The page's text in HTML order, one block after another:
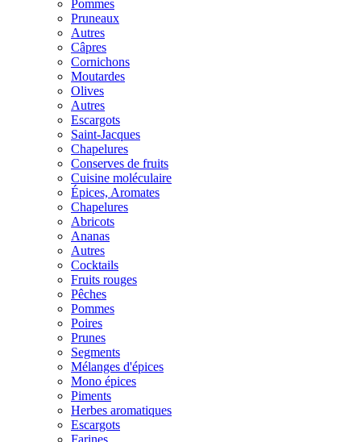
Pommes
Pruneaux
Autres
Câpres
Cornichons
Moutardes
Olives
Autres
Escargots
Saint-Jacques
Chapelures
Conserves de fruits
Cuisine moléculaire
Épices, Aromates
Chapelures
Abricots
Ananas
Autres
Cocktails
Fruits rouges
Pêches
Pommes
Poires
Prunes
Segments
Mélanges d'épices
Mono épices
Piments
Herbes aromatiques
Escargots
Farines